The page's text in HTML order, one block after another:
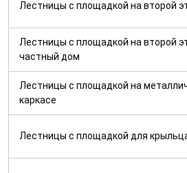
Лестницы с площадкой на второй
Лестницы с площадкой на второй
частный дом
Лестницы с площадкой на
каркасе
Лестницы с площадкой для